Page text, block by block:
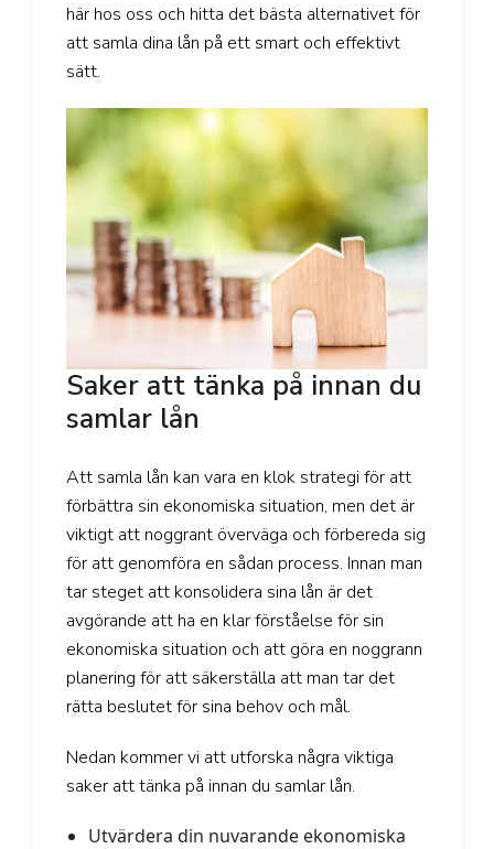
här hos oss och hitta det bästa alternativet för
att samla dina lån på ett smart och effektivt
sätt.
Saker att tänka på innan du
samlar lån
Att samla lån kan vara en klok strategi för att
förbättra sin ekonomiska situation, men det är
viktigt att noggrant överväga och förbereda sig
för att genomföra en sådan process. Innan man
tar steget att konsolidera sina lån är det
avgörande att ha en klar förståelse för sin
ekonomiska situation och att göra en noggrann
planering för att säkerställa att man tar det
rätta beslutet för sina behov och mål.
Nedan kommer vi att utforska några viktiga
saker att tänka på innan du samlar lån.
Utvärdera din nuvarande ekonomiska